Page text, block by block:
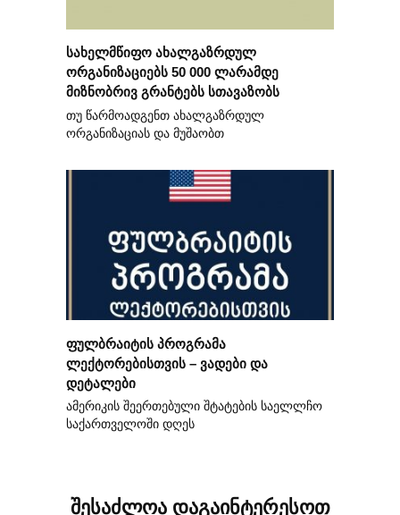
სახელმწიფო ახალგაზრდულ
ორგანიზაციებს 50 000 ლარამდე
მიზნობრივ გრანტებს სთავაზობს
თუ წარმოადგენთ ახალგაზრდულ
ორგანიზაციას და მუშაობთ
ფულბრაიტის პროგრამა
ლექტორებისთვის – ვადები და
დეტალები
ამერიკის შეერთებული შტატების საელლჩო
საქართველოში დღეს
შესაძლოა დაგაინტერესოთ